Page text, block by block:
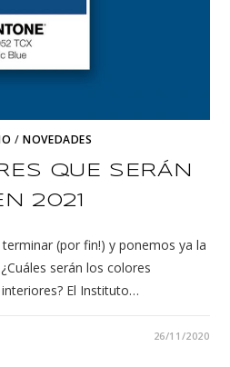
/NOVEDADES
QUE SERÁN
2021
(por fin!) y ponemos ya la
serán los colores
El Instituto…
26/11/2020